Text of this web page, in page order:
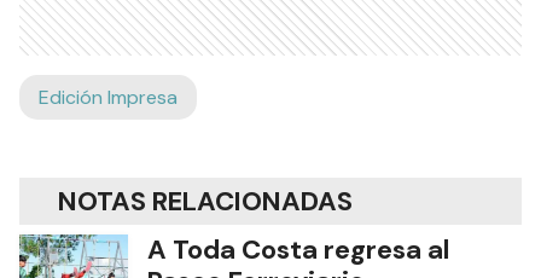
Edición Impresa
NOTAS RELACIONADAS
A Toda Costa regresa al